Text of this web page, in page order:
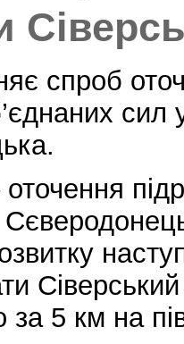
спроб
сил
5 км на